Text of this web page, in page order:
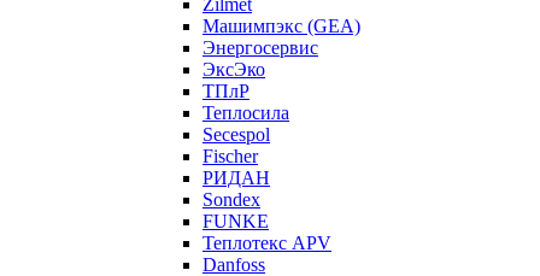
Zilmet
Машимпэкс (GEA)
Энергосервис
ЭксЭко
ТПлР
Теплосила
Secespol
Fischer
РИДАН
Sondex
FUNKE
Теплотекс APV
Danfoss